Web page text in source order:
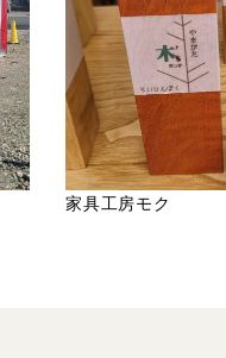
家具工房モク